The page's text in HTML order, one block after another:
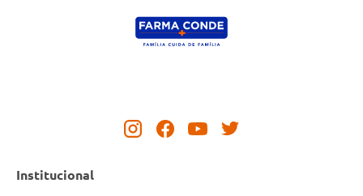
Institucional